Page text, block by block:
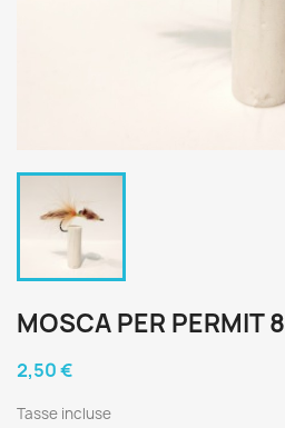
MOSCA PER PERMIT 8
2,50 €
Tasse incluse